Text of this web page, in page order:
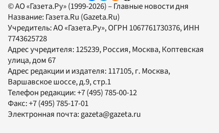
© АО «Газета.Ру» (1999-2026) – Главные новости дня
Название: Газета.Ru (Gazeta.Ru)
Учредитель:АО «Газета.Ру», ОГРН 1067761730376, ИНН
7743625728
Адрес учредителя: 125239, Россия, Москва, Коптевская
улица, дом 67
Адрес редакции и издателя: 117105, г. Москва,
Варшавское шоссе, д.9, стр.1
Телефон редакции:+7 (495) 785-00-12
Факс:+7 (495) 785-17-01
Электронная почта:gazeta@gazeta.ru